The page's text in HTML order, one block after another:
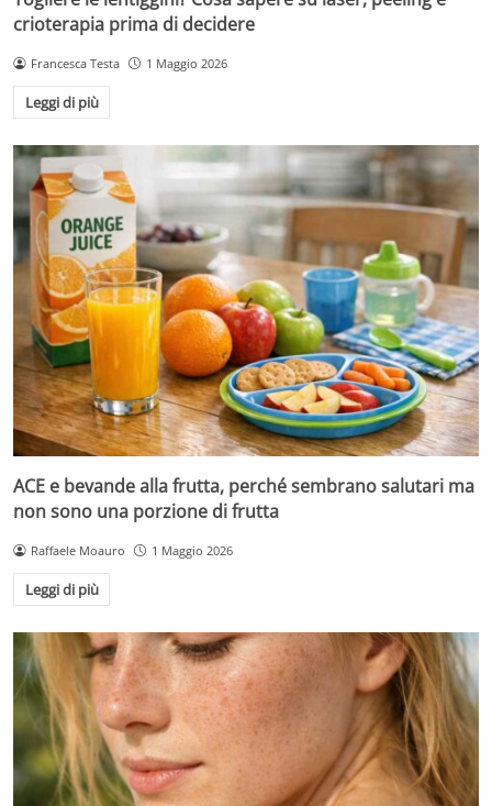
crioterapia prima di decidere
Francesca Testa 1 Maggio 2026
Leggi di più
ACE e bevande alla frutta, perché sembrano salutari ma
non sono una porzione di frutta
Raffaele Moauro 1 Maggio 2026
Leggi di più